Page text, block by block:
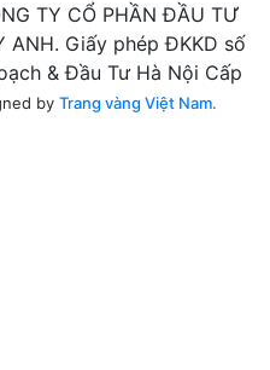
TY CỔ PHẦN ĐẦU TƯ
ANH. Giấy phép ĐKKD số
& Đầu Tư Hà Nội Cấp
by Trang vàng Việt Nam.